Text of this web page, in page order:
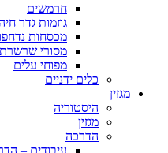
חרמשים
גוזמות גדר
מכסחות
מסורי שרשרת
מפוחי עלים
כלים ידניים
מגזין
היסטוריה
מגזין
הדרכה
עיבודים –